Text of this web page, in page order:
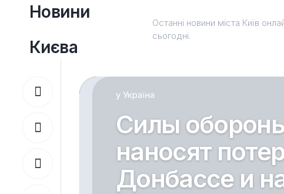
ПерейтиНовини
Києва
Останні новини міста Київ
сьогодні.
у Україна
Силы
наносят
Донбассе и